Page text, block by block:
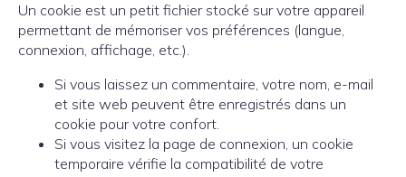
Un cookie est un petit fichier stocké sur votre appareil
permettant de mémoriser vos préférences (langue,
connexion, affichage, etc.).
Si vous laissez un commentaire, votre nom, e-mail
et site web peuvent être enregistrés dans un
cookie pour votre confort.
Si vous visitez la page de connexion, un cookie
temporaire vérifie la compatibilité de votre